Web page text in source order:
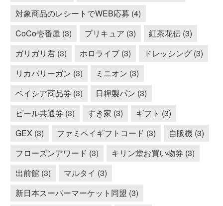
対象商品のレシートでWEB応募 (4)
CoCo壱番屋 (3)
プリキュア (3)
紅茶花伝 (3)
ガリガリ君 (3)
ホロライブ (3)
ドレッシング (3)
リカバリーガン (3)
ミニオン (3)
ベイシア商品券 (3)
日糧製パン (3)
ビール共通券 (3)
すき家 (3)
ギフト (3)
GEX (3)
ファミペイギフトコード (3)
自販機 (3)
フローズンアワード (3)
キリン堂お買い物券 (3)
出前館 (3)
マルタイ (3)
新日本スーパーマーケット同盟 (3)